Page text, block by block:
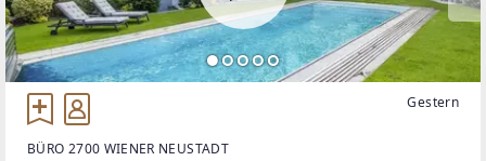
Gestern
BÜRO 2700 WIENER NEUSTADT